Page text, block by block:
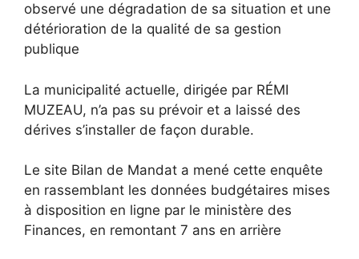
observé une dégradation de sa situation et une
détérioration de la qualité de sa gestion
publique
La municipalité actuelle, dirigée par RÉMI
MUZEAU, n’a pas su prévoir et a laissé des
dérives s’installer de façon durable.
Le site Bilan de Mandat a mené cette enquête
en rassemblant les données budgétaires mises
à disposition en ligne par le ministère des
Finances, en remontant 7 ans en arrière